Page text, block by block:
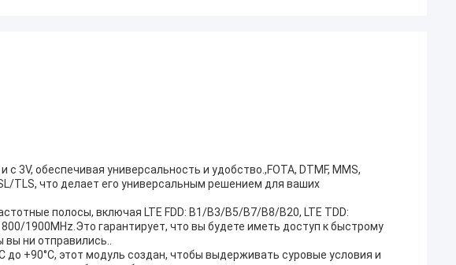
3V, обеспечивая универсальность и удобство.,FOTA, DTMF, MMS,
TLS, что делает его универсальным решением для ваших
полосы, включая LTE FDD: B1/B3/B5/B7/B8/B20, LTE TDD:
1900MHz.Это гарантирует, что вы будете иметь доступ к быстрому
ни отправились..
+90°C, этот модуль создан, чтобы выдерживать суровые условия и